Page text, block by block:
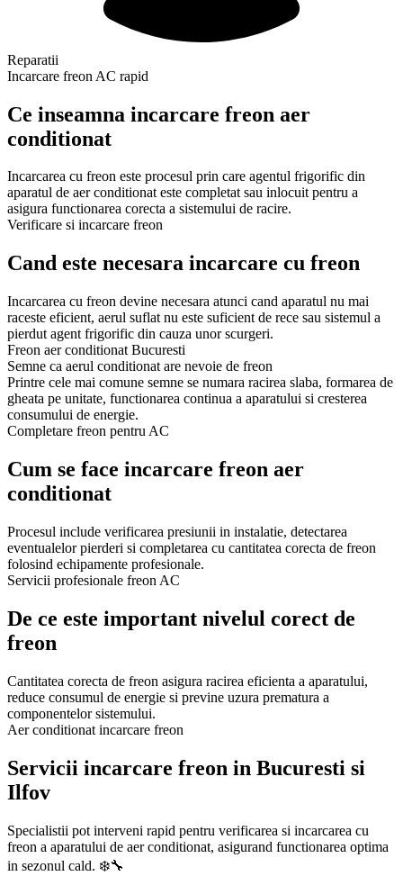
Reparatii
Incarcare freon AC rapid
Ce inseamna incarcare freon aer
conditionat
Incarcarea cu freon este procesul prin care agentul frigorific din
aparatul de aer conditionat este completat sau inlocuit pentru a
asigura functionarea corecta a sistemului de racire.
Verificare si incarcare freon
Cand este necesara incarcare cu freon
Incarcarea cu freon devine necesara atunci cand aparatul nu mai
raceste eficient, aerul suflat nu este suficient de rece sau sistemul a
pierdut agent frigorific din cauza unor scurgeri.
Freon aer conditionat Bucuresti
Semne ca aerul conditionat are nevoie de freon
Printre cele mai comune semne se numara racirea slaba, formarea de
gheata pe unitate, functionarea continua a aparatului si cresterea
consumului de energie.
Completare freon pentru AC
Cum se face incarcare freon aer
conditionat
Procesul include verificarea presiunii in instalatie, detectarea
eventualelor pierderi si completarea cu cantitatea corecta de freon
folosind echipamente profesionale.
Servicii profesionale freon AC
De ce este important nivelul corect de
freon
Cantitatea corecta de freon asigura racirea eficienta a aparatului,
reduce consumul de energie si previne uzura prematura a
componentelor sistemului.
Aer conditionat incarcare freon
Servicii incarcare freon in Bucuresti si
Ilfov
Specialistii pot interveni rapid pentru verificarea si incarcarea cu
freon a aparatului de aer conditionat, asigurand functionarea optima
in sezonul cald. ❄️🔧